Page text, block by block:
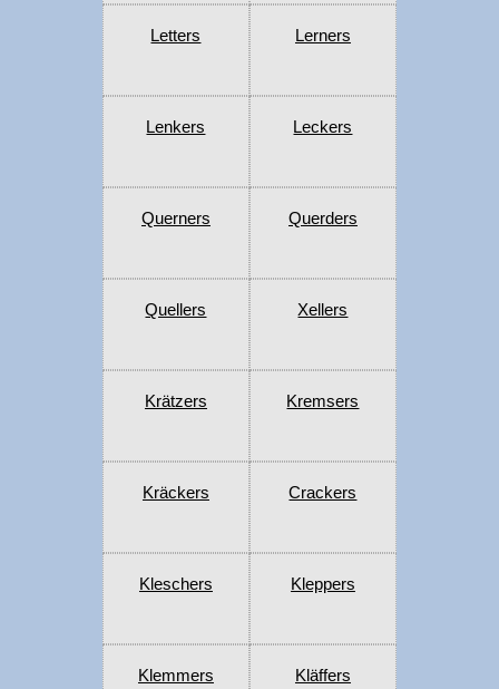
Letters Lerners
Lenkers Leckers
Querners Querders
Quellers Xellers
Krätzers Kremsers
Kräckers Crackers
Kleschers Kleppers
Klemmers Kläffers